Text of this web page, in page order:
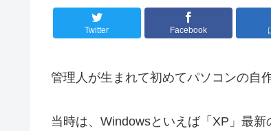
Twitter Facebook
管理人が生まれて初めてパソコンの自
当時は、Windowsといえば「XP」最